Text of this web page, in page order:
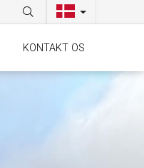
KONTAKT OS